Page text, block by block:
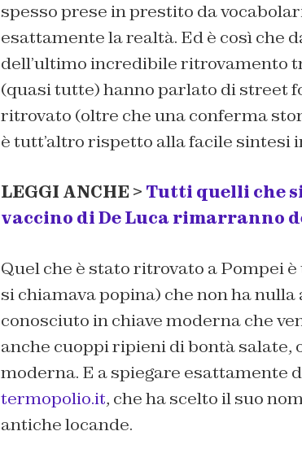
spesso prese in prestito da
esattamente la realtà. Ed è così che
dell’ultimo incredibile ritrovamento
(quasi tutte) hanno parlato di street
ritrovato (oltre che una conferma
è tutt’altro rispetto alla facile sintesi
LEGGI ANCHE > Tutti quelli che
vaccino di De Luca rimarranno
Quel che è stato ritrovato a Pompei è
si chiamava popina) che non ha
conosciuto in chiave moderna che
anche cuoppi ripieni di bontà salate,
moderna. E a spiegare esattamente
termopolio.it, che ha scelto il suo
antiche locande.